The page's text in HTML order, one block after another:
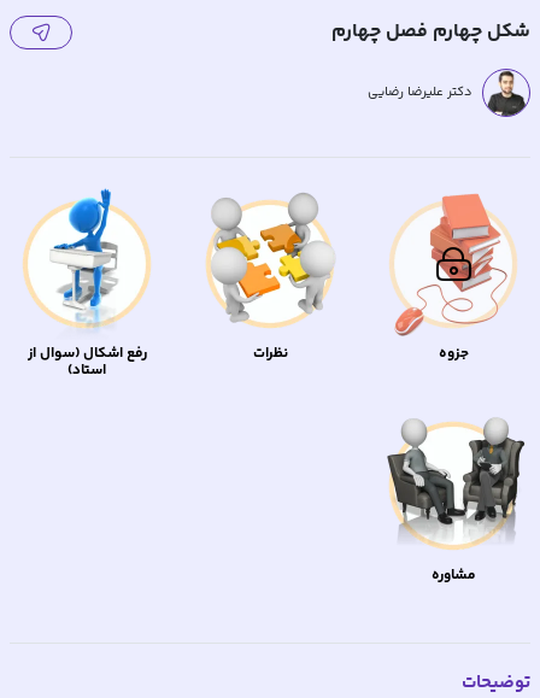
شکل چهارم فصل چهارم
دکتر علیرضا رضایی
جزوه نظرات رفع اشکال (سوال از
استاد)
مشاوره
توضیحات